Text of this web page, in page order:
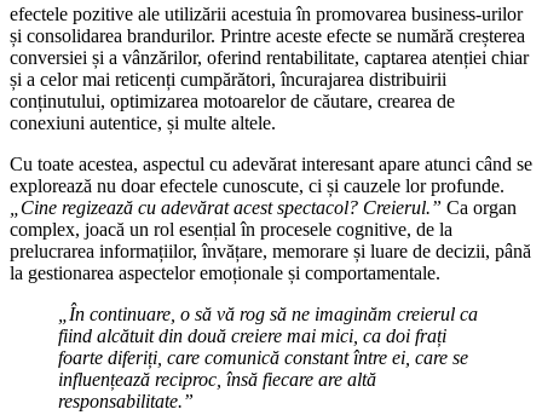
efectele pozitive ale utilizării acestuia în promovarea business-urilor
și consolidarea brandurilor. Printre aceste efecte se numără creșterea
conversiei și a vânzărilor, oferind rentabilitate, captarea atenției chiar
și a celor mai reticenți cumpărători, încurajarea distribuirii
conținutului, optimizarea motoarelor de căutare, crearea de
conexiuni autentice, și multe altele.
Cu toate acestea, aspectul cu adevărat interesant apare atunci când se
explorează nu doar efectele cunoscute, ci și cauzele lor profunde.
„Cine regizează cu adevărat acest spectacol? Creierul.” Ca organ
complex, joacă un rol esențial în procesele cognitive, de la
prelucrarea informațiilor, învățare, memorare și luare de decizii, până
la gestionarea aspectelor emoționale și comportamentale.
În continuare, o să vă rog să ne imaginăm creierul ca
fiind alcătuit din două creiere mai mici, ca doi frați
foarte diferiți, care comunică constant între ei, care se
influențează reciproc, însă fiecare are altă
responsabilitate.”